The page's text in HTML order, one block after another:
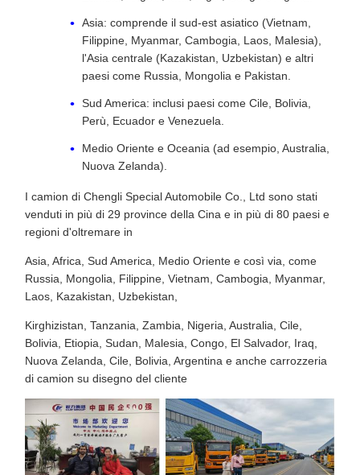
Asia: comprende il sud-est asiatico (Vietnam,
Filippine, Myanmar, Cambogia, Laos, Malesia),
l'Asia centrale (Kazakistan, Uzbekistan) e altri
paesi come Russia, Mongolia e Pakistan.
Sud America: inclusi paesi come Cile, Bolivia,
Perù, Ecuador e Venezuela.
Medio Oriente e Oceania (ad esempio, Australia,
Nuova Zelanda).
I camion di Chengli Special Automobile Co., Ltd sono stati
venduti in più di 29 province della Cina e in più di 80 paesi e
regioni d'oltremare in
Asia, Africa, Sud America, Medio Oriente e così via, come
Russia, Mongolia, Filippine, Vietnam, Cambogia, Myanmar,
Laos, Kazakistan, Uzbekistan,
Kirghizistan, Tanzania, Zambia, Nigeria, Australia, Cile,
Bolivia, Etiopia, Sudan, Malesia, Congo, El Salvador, Iraq,
Nuova Zelanda, Cile, Bolivia, Argentina e anche carrozzeria
di camion su disegno del cliente